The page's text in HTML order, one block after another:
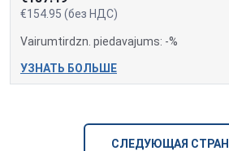
€154.95 (без НДС)
Vairumtirdzn. piedavajums: -%
УЗНАТЬ БОЛЬШЕ
СЛЕДУЮЩАЯ